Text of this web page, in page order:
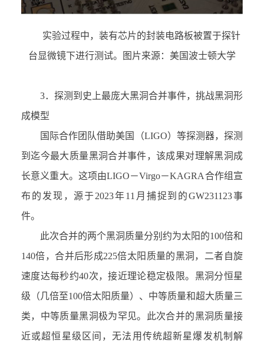
实验过程中，装有芯片的封装电路板被置于探针
台显微镜下进行测试。图片来源：美国波士顿大学
3． 探测到史上最庞大黑洞合并事件，挑战黑洞形
成模型
国际合作团队借助美国（LIGO）等探测器，探测
到迄今最大质量黑洞合并事件，该成果对理解黑洞成
长意义重大。这项由LIGO－Virgo－KAGRA合作组宣
布的发现，源于2023年11 月捕捉到的GW231123事
件。
此次合并的两个黑洞质量分别约为太阳的100倍和
140倍，合并后形成225倍太阳质量的黑洞，二者自旋
速度达每秒约40次，接近理论稳定极限。黑洞分恒星
级（几倍至100倍太阳质量）、中等质量和超大质量三
类，中等质量黑洞极为罕见。此次合并的黑洞质量接
近或超恒星级区间，无法用传统超新星爆发机制解